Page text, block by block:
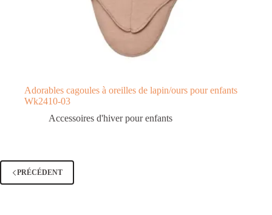
Adorables cagoules à oreilles de lapin/ours pour enfants
Wk2410-03
Accessoires d'hiver pour enfants
PRÉCÉDENT